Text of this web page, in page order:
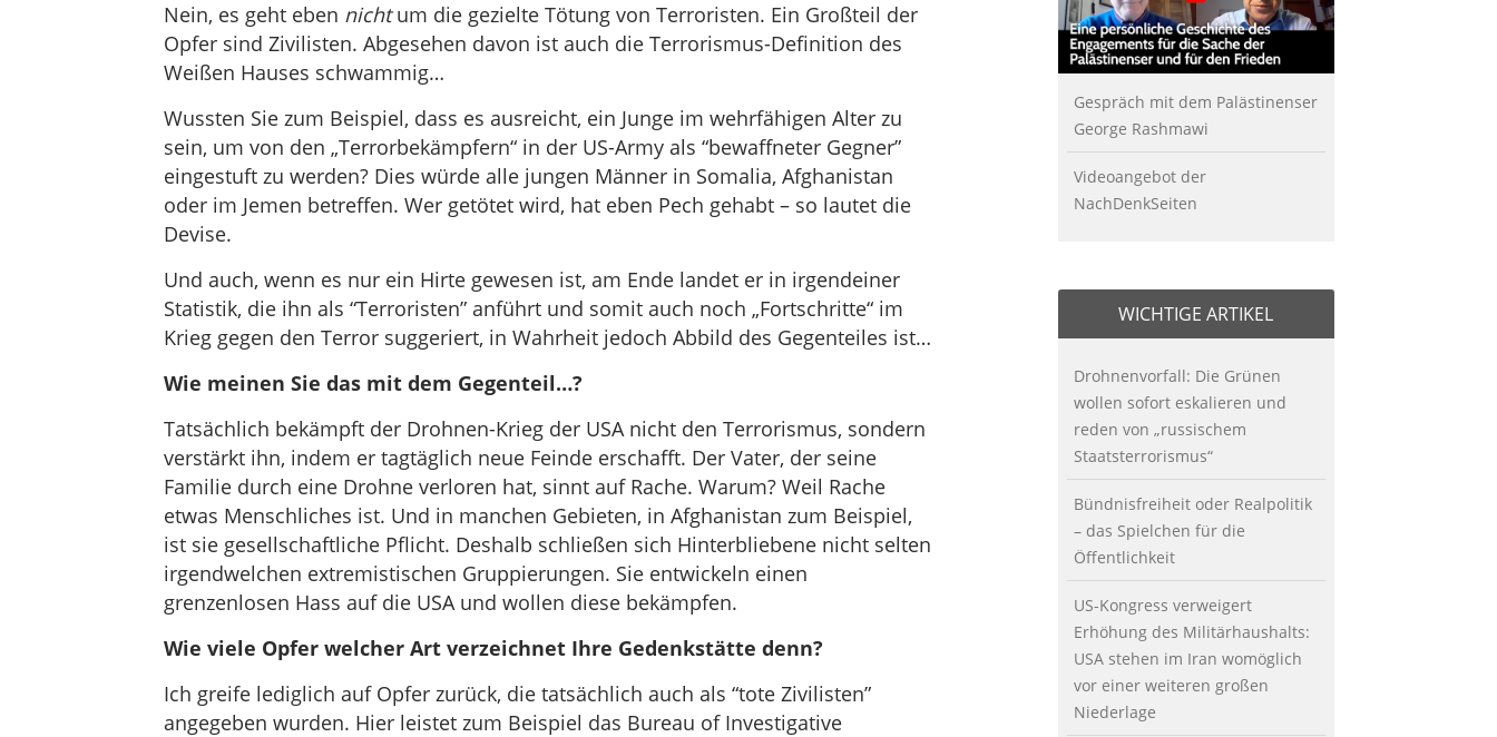
Nein, es geht eben nichtum die gezielte Tötung von Terroristen. Ein Großteil der
Opfer sind Zivilisten. Abgesehen davon ist auch die Terrorismus-Definition des
Weißen Hauses schwammig…
Wussten Sie zum Beispiel, dass es ausreicht, ein Junge im wehrfähigen Alter zu
sein, um von den „Terrorbekämpfern“ in der US-Army als “bewaffneter Gegner”
eingestuft zu werden? Dies würde alle jungen Männer in Somalia, Afghanistan
oder im Jemen betreffen. Wer getötet wird, hat eben Pech gehabt – so lautet die
Devise.
Und auch, wenn es nur ein Hirte gewesen ist, am Ende landet er in irgendeiner
Statistik, die ihn als “Terroristen” anführt und somit auch noch „Fortschritte“ im
Krieg gegen den Terror suggeriert, in Wahrheit jedoch Abbild des Gegenteiles ist…
Wie meinen Sie das mit dem Gegenteil…?
Tatsächlich bekämpft der Drohnen-Krieg der USA nicht den Terrorismus, sondern
verstärkt ihn, indem er tagtäglich neue Feinde erschafft. Der Vater, der seine
Familie durch eine Drohne verloren hat, sinnt auf Rache. Warum? Weil Rache
etwas Menschliches ist. Und in manchen Gebieten, in Afghanistan zum Beispiel,
ist sie gesellschaftliche Pflicht. Deshalb schließen sich Hinterbliebene nicht selten
irgendwelchen extremistischen Gruppierungen. Sie entwickeln einen
grenzenlosen Hass auf die USA und wollen diese bekämpfen.
Wie viele Opfer welcher Art verzeichnet Ihre Gedenkstätte denn?
Ich greife lediglich auf Opfer zurück, die tatsächlich auch als “tote Zivilisten”
angegeben wurden. Hier leistet zum Beispiel das Bureau of Investigative
Gespräch mit dem Palästinenser
George Rashmawi
Videoangebot der
NachDenkSeiten
WICHTIGE ARTIKEL
Drohnenvorfall: Die Grünen
wollen sofort eskalieren und
reden von „russischem
Staatsterrorismus“
Bündnisfreiheit oder Realpolitik
– das Spielchen für die
Öffentlichkeit
US-Kongress verweigert
Erhöhung des Militärhaushalts:
USA stehen im Iran womöglich
vor einer weiteren großen
Niederlage